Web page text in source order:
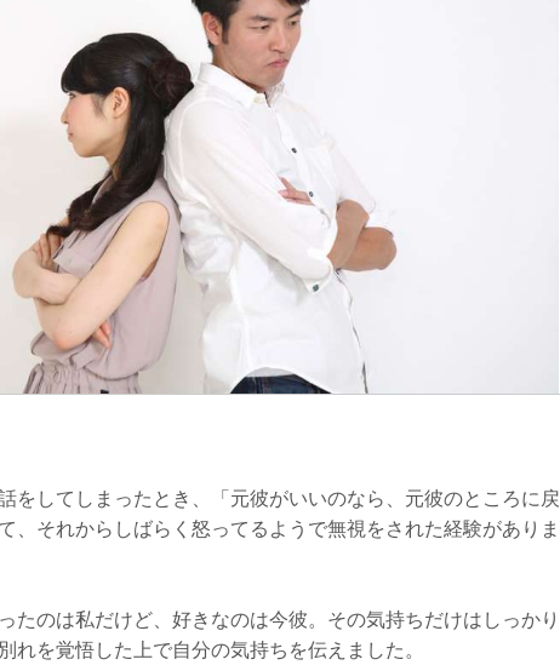
をしてしまったとき、「元彼がいいのなら、元彼のところに戻
、それからしばらく怒ってるようで無視をされた経験がありま
たのは私だけど、好きなのは今彼。その気持ちだけはしっかり
れを覚悟した上で自分の気持ちを伝えました。